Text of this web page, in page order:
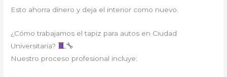
Esto ahorra dinero y deja el interior como nuevo.
¿Cómo trabajamos el tapiz para autos en Ciudad
Universitaria?
Nuestro proceso profesional incluye: